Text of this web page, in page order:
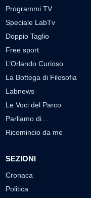
Programmi TV
Speciale LabTv
Doppio Taglio
Free sport
L’Orlando Curioso
La Bottega di Filosofia
Labnews
Le Voci del Parco
Parliamo di…
Ricomincio da me
SEZIONI
Cronaca
Politica